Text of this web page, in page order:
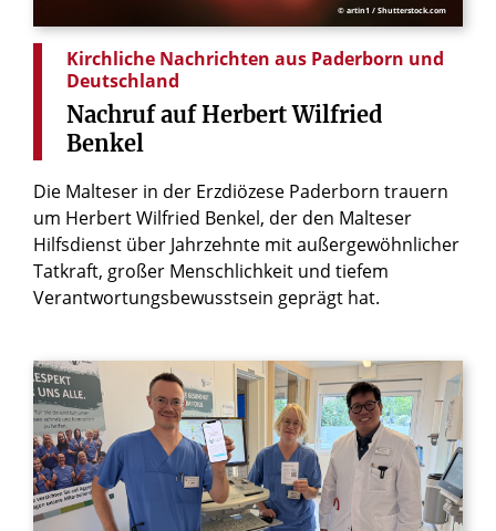
© artin1 / Shutterstock.com
Kirchliche Nachrichten aus Paderborn und
Deutschland
Nachruf auf Herbert Wilfried
Benkel
Die Malteser in der Erzdiözese Paderborn trauern
um Herbert Wilfried Benkel, der den Malteser
Hilfsdienst über Jahrzehnte mit außergewöhnlicher
Tatkraft, großer Menschlichkeit und tiefem
Verantwortungsbewusstsein geprägt hat.